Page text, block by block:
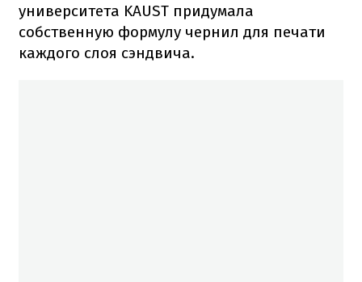
университета KAUST придумала
собственную формулу чернил для печати
каждого слоя сэндвича.